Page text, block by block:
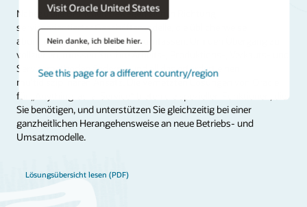
Visit Oracle United States
Nein danke, ich bleibe hier.
See this page for a different country/region
Nahezu alle Branchen bewegen sich in Richtung
serviceorientierter Geschäftsmodelle, die üblicherweise
abonnementbasierte Services umfassen. Um den Übergang zu
vollziehen, müssen Sie Ihre Arbeits-, Produktions-, Verkaufs- und
Servicemethoden ändern – und all das erfordert einen
multidisziplinären Ansatz. Die vernetzten Lösungen von Oracle
für „Anything-as-a-Service“ bieten die speziellen Funktionen, die
Sie benötigen, und unterstützen Sie gleichzeitig bei einer
ganzheitlichen Herangehensweise an neue Betriebs- und
Umsatzmodelle.
Lösungsübersicht lesen (PDF)